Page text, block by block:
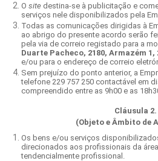
O site destina-se à publicitação e
serviços nele disponibilizados pela
Todas as comunicações dirigidas à
ao abrigo do presente acordo serão
pela via de correio registado para a
Duarte Pacheco, 2180, Armazém 1,
e/ou para o endereço de correio
Sem prejuízo do ponto anterior, a
telefone 229 757 250 contactável em
compreendido entre as 9h00 e as
Cláusula 2.
(Objeto e Âmbito de
Os bens e/ou serviços
direcionados aos profissionais da
tendencialmente profissional.